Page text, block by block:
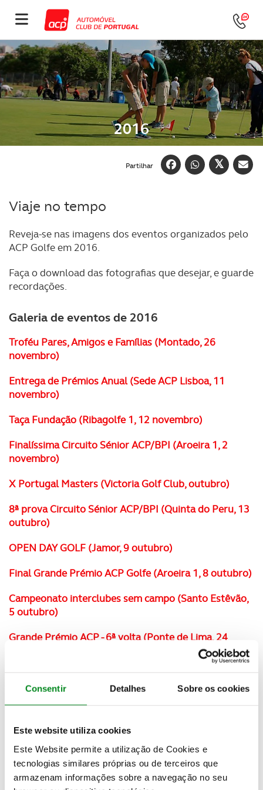
Consentir Detalhes Sobre os cookies
Este website utiliza cookies
Este Website permite a utilização de Cookies e
tecnologias similares próprias ou de terceiros que
armazenam informações sobre a navegação no seu
2016
Partilhar
Viaje no tempo
Reveja-se nas imagens dos eventos organizados pelo
ACP Golfe em 2016.
Faça o download das fotografias que desejar, e guarde
recordações.
Galeria de eventos de 2016
Troféu Pares, Amigos e Famílias (Montado, 26
novembro)
Entrega de Prémios Anual (Sede ACP Lisboa, 11
novembro)
Taça Fundação (Ribagolfe 1, 12 novembro)
Finalíssima Circuito Sénior ACP/BPI (Aroeira 1, 2
novembro)
X Portugal Masters (Victoria Golf Club, outubro)
8ª prova Circuito Sénior ACP/BPI (Quinta do Peru, 13
outubro)
OPEN DAY GOLF (Jamor, 9 outubro)
Final Grande Prémio ACP Golfe (Aroeira 1, 8 outubro)
Campeonato interclubes sem campo (Santo Estêvão,
5 outubro)
Grande Prémio ACP - 6ª volta (Ponte de Lima, 24
7ª prova Circuito Sénior ACP / BPI (Santo Estêvão, 7
setembro)
Grande Prémio - 4ª volta (Quinta Peru, 9 julho)